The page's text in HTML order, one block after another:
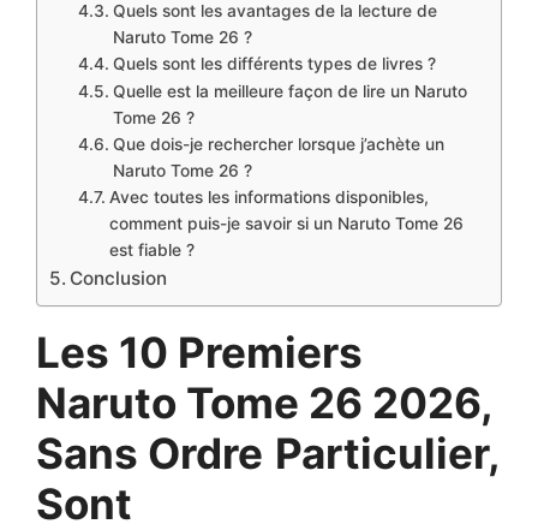
Quels sont les avantages de la lecture de
Naruto Tome 26 ?
Quels sont les différents types de livres ?
Quelle est la meilleure façon de lire un Naruto
Tome 26 ?
Que dois-je rechercher lorsque j’achète un
Naruto Tome 26 ?
Avec toutes les informations disponibles,
comment puis-je savoir si un Naruto Tome 26
est fiable ?
Conclusion
Les 10 Premiers
Naruto Tome 26 2026,
Sans Ordre Particulier,
Sont